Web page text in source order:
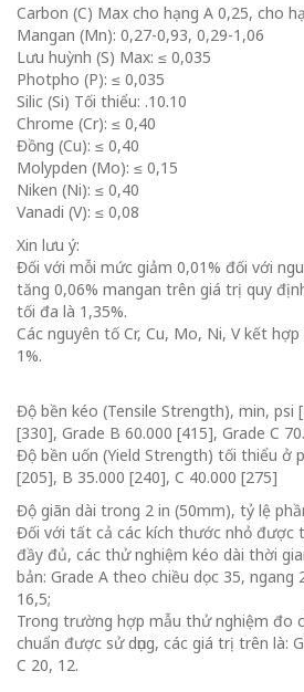
Carbon (C) Max cho hạng A 0,25, cho
Mangan (Mn): 0,27-0,93, 0,29-1,06
Lưu huỳnh (S) Max: ≤ 0,035
Photpho (P): ≤ 0,035
Silic (Si) Tối thiểu: .10.10
Chrome (Cr): ≤ 0,40
Đồng (Cu): ≤ 0,40
Molypden (Mo): ≤ 0,15
Niken (Ni): ≤ 0,40
Vanadi (V): ≤ 0,08
Xin lưu ý:
Đối với mỗi mức giảm 0,01% đối với
tăng 0,06% mangan trên giá trị quy
tối đa là 1,35%.
Các nguyên tố Cr, Cu, Mo, Ni, V kết
1%.
Độ bền kéo (Tensile Strength), min, psi
[330], Grade B 60.000 [415], Grade C
Độ bền uốn (Yield Strength) tối thiểu ở
[205], B 35.000 [240], C 40.000 [275]
Độ giãn dài trong 2 in (50mm), tỷ lệ
Đối với tất cả các kích thước nhỏ được
đầy đủ, các thử nghiệm kéo dài thời
bản: Grade A theo chiều dọc 35, ngang
16,5;
Trong trường hợp mẫu thử nghiệm đo
chuẩn được sử dụng, các giá trị trên là:
C 20, 12.